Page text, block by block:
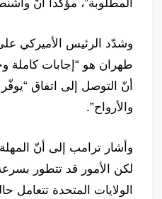
المطلوبة”، مؤكداً أنّ
وشدّد الرئيس الأميركي
أنّ التوصل إلى اتفاق
والأرواح”.
وأشار ترامب إلى أنّ المهلة
لكن الأمور قد تتطور بسرعة
الولايات المتحدة تتعامل